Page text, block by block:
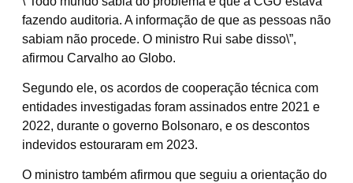
fazendo auditoria. A informação de que as pessoas não
sabiam não procede. O ministro Rui sabe disso\”,
afirmou Carvalho ao Globo.
Segundo ele, os acordos de cooperação técnica com
entidades investigadas foram assinados entre 2021 e
2022, durante o governo Bolsonaro, e os descontos
indevidos estouraram em 2023.
O ministro também afirmou que seguiu a orientação do